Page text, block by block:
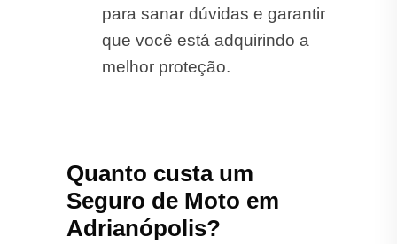
para sanar dúvidas e garantir
que você está adquirindo a
melhor proteção.
Quanto custa um
Seguro de Moto em
Adrianópolis?